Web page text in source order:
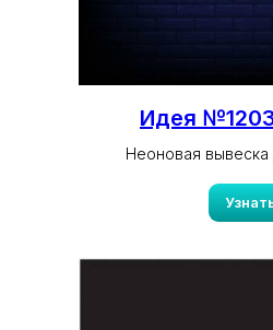
Идея
Неоновая